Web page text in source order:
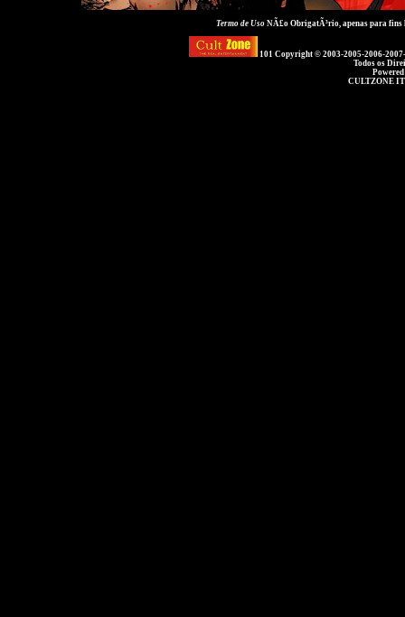
Termo de UsoNÃ£o ObrigatÃ³rio, apenas para
101 Copyright © 2003-2005-2006-
Todos os
CULTZONE